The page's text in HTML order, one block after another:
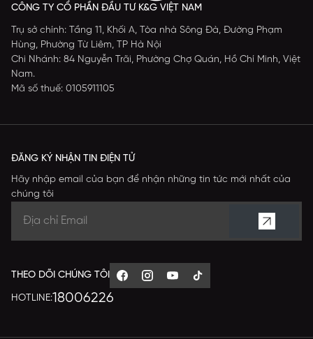
CÔNG TY CỔ PHẦN ĐẦU TƯ K&G VIỆT NAM
Trụ sở chính: Tầng 11, Khối A, Tòa nhà Sông Đà, Đường Phạm
Hùng, Phường Từ Liêm, TP Hà Nội
Chi Nhánh: 84 Nguyễn Trãi, Phường Chợ Quán, Hồ Chí Minh, Việt
Nam.
Mã số thuế: 0105911105
ĐĂNG KÝ NHẬN TIN ĐIỆN TỬ
Hãy nhập email của bạn để nhận những tin tức mới nhất của
chúng tôi
THEO DÕI CHÚNG TÔI
HOTLINE:18006226